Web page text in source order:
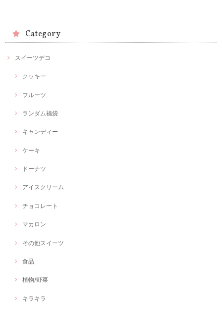
Category
スイーツデコ
クッキー
フルーツ
ランダム福袋
キャンディー
ケーキ
ドーナツ
アイスクリーム
チョコレート
マカロン
その他スイーツ
食品
植物/野菜
キラキラ